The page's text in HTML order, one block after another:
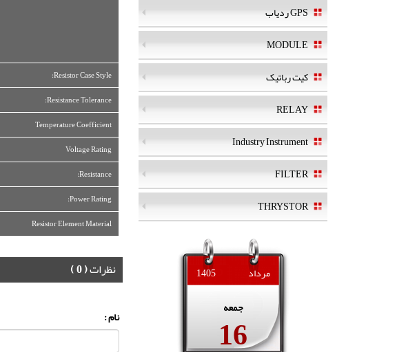
GPS ردیاب
MODULE
کیت رباتیک
RELAY
Industry Instrument
FILTER
THRYSTOR
1405
مرداد
جمعه
16
Resistor Case Style:
Resistance Tolerance:
Temperature Coefficient
Voltage Rating
Resistance:
Power Rating:
Resistor Element Material
نظرات( 0 )
نام :